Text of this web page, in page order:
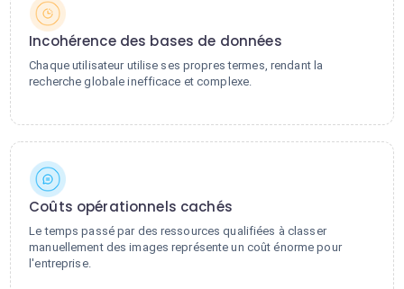
Incohérence des bases de données
Chaque utilisateur utilise ses propres termes, rendant la
recherche globale inefficace et complexe.
Coûts opérationnels cachés
Le temps passé par des ressources qualifiées à classer
manuellement des images représente un coût énorme pour
l'entreprise.